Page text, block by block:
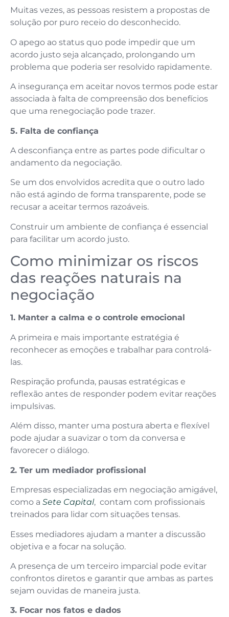
Muitas vezes, as pessoas resistem a propostas de
solução por puro receio do desconhecido.
O apego ao status quo pode impedir que um
acordo justo seja alcançado, prolongando um
problema que poderia ser resolvido rapidamente.
A insegurança em aceitar novos termos pode estar
associada à falta de compreensão dos benefícios
que uma renegociação pode trazer.
5. Falta de confiança
A desconfiança entre as partes pode dificultar o
andamento da negociação.
Se um dos envolvidos acredita que o outro lado
não está agindo de forma transparente, pode se
recusar a aceitar termos razoáveis.
Construir um ambiente de confiança é essencial
para facilitar um acordo justo.
Como minimizar os riscos
das reações naturais na
negociação
1. Manter a calma e o controle emocional
A primeira e mais importante estratégia é
reconhecer as emoções e trabalhar para controlá-
las.
Respiração profunda, pausas estratégicas e
reflexão antes de responder podem evitar reações
impulsivas.
Além disso, manter uma postura aberta e flexível
pode ajudar a suavizar o tom da conversa e
favorecer o diálogo.
2. Ter um mediador profissional
Empresas especializadas em negociação amigável,
como a Sete Capital, contam com profissionais
treinados para lidar com situações tensas.
Esses mediadores ajudam a manter a discussão
objetiva e a focar na solução.
A presença de um terceiro imparcial pode evitar
confrontos diretos e garantir que ambas as partes
sejam ouvidas de maneira justa.
3. Focar nos fatos e dados